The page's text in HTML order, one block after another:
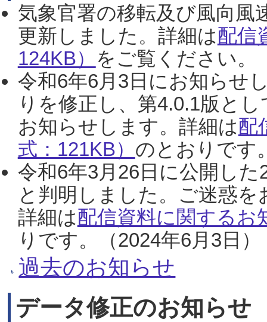
気象官署の移転及び風向風
更新しました。詳細は配信
124KB） をご覧ください。
令和6年6月3日にお知らせ
りを修正し、第4.0.1版と
お知らせします。詳細は配
式：121KB） のとおりです
令和6年3月26日に公開し
と判明しました。ご迷惑
詳細は配信資料に関するお
りです。（2024年6月3日）
過去のお知らせ
データ修正のお知らせ